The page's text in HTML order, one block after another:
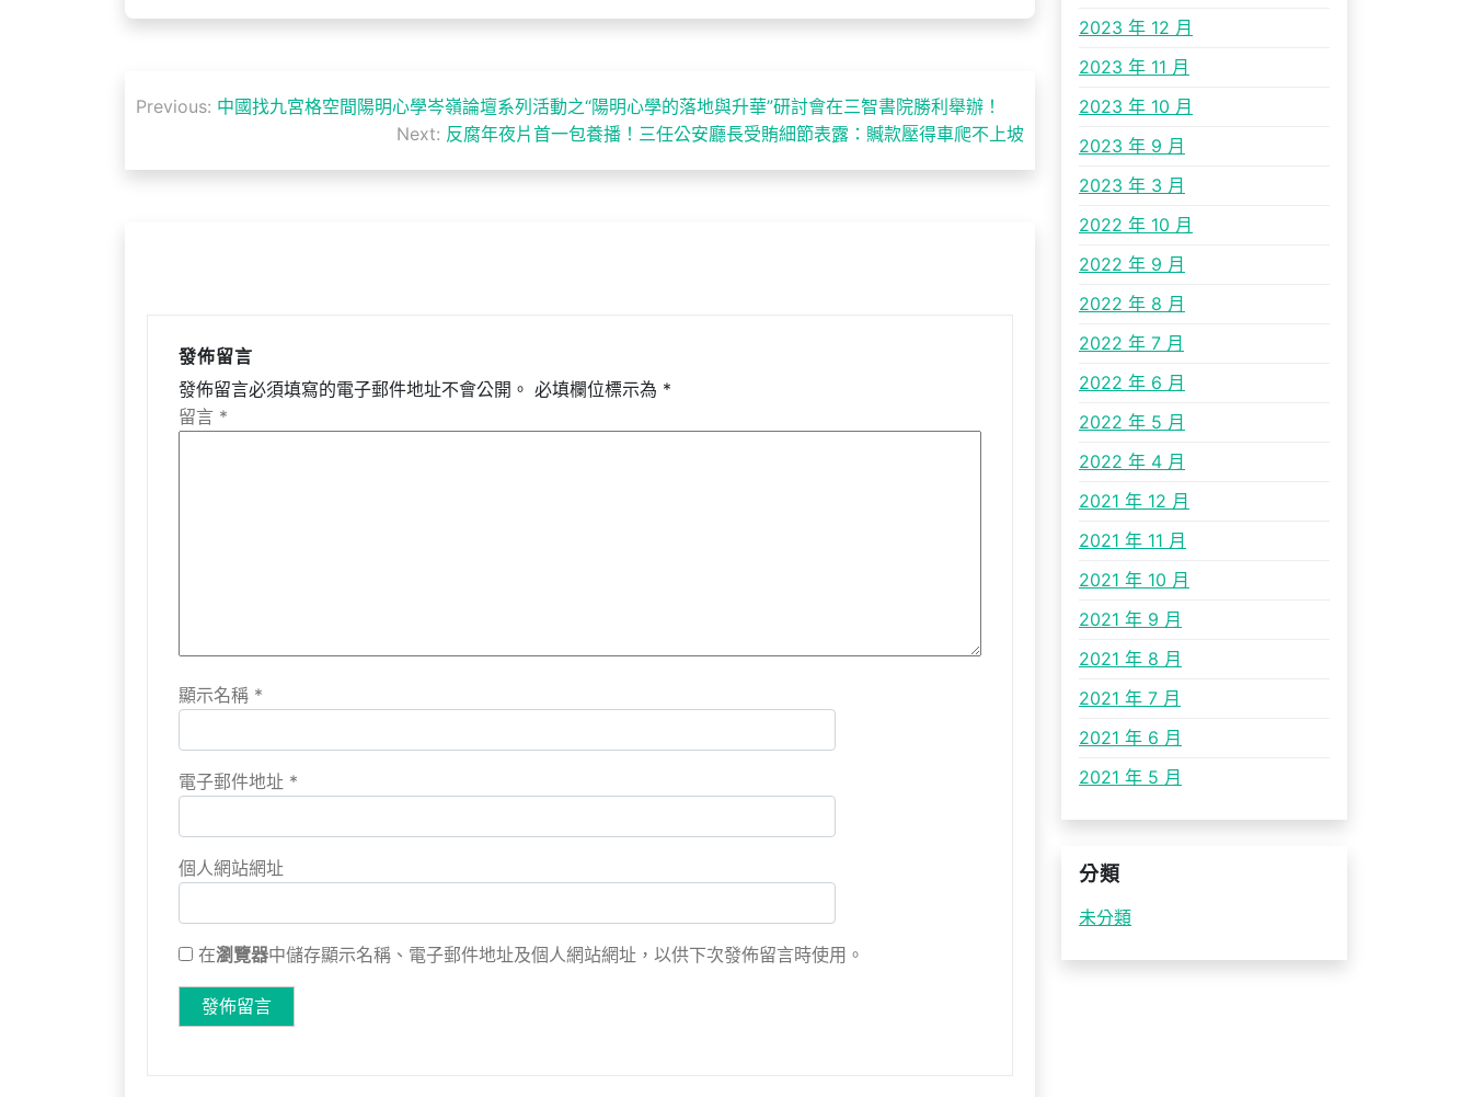
文
導
Previous: 中國找九宮格空間陽明心學岑嶺論壇系列活動之“陽明心學的落地與升華”研討會在三智書院勝利舉辦！
Next: 反腐年夜片首一包養播！三任公安廳長受賄細節表露：贓款壓得車爬不上坡
發佈留言
發佈留言必須填寫的電子郵件地址不會公開。 必填欄位標示為 *
留言 *
顯示名稱 *
電子郵件地址 *
個人網站網址
在瀏覽器中儲存顯示名稱、電子郵件地址及個人網站網址，以供下次發佈留言時使用。
2023 年 12 月
2023 年 11 月
2023 年 10 月
2023 年 9 月
2023 年 3 月
2022 年 10 月
2022 年 9 月
2022 年 8 月
2022 年 7 月
2022 年 6 月
2022 年 5 月
2022 年 4 月
2021 年 12 月
2021 年 11 月
2021 年 10 月
2021 年 9 月
2021 年 8 月
2021 年 7 月
2021 年 6 月
2021 年 5 月
分類
未分類